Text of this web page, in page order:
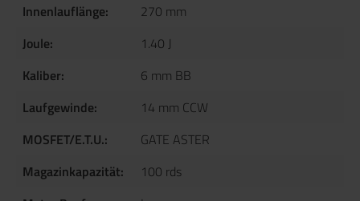
Innenlauflänge:
270 mm
Joule:
1.40 J
Kaliber:
6 mm BB
Laufgewinde:
14 mm CCW
MOSFET/E.T.U.:
GATE ASTER
Magazinkapazität:
100 rds